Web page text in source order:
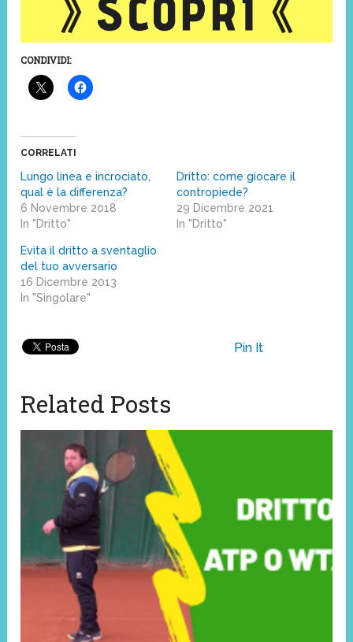
CONDIVIDI:
CORRELATI
Lungo linea e incrociato,
qual è la differenza?
6 Novembre 2018
In "Dritto"
Dritto: come giocare il
contropiede?
29 Dicembre 2021
In "Dritto"
Evita il dritto a sventaglio
del tuo avversario
16 Dicembre 2013
In "Singolare"
Pin It
Related Posts